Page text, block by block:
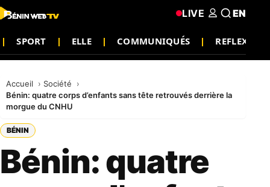
SPORT ELLE COMMUNIQUÉS REFLEXION
LIVE EN
Accueil
Société
Bénin: quatre corps d’enfants sans tête retrouvés derrière la
morgue du CNHU
BÉNIN
Bénin: quatre